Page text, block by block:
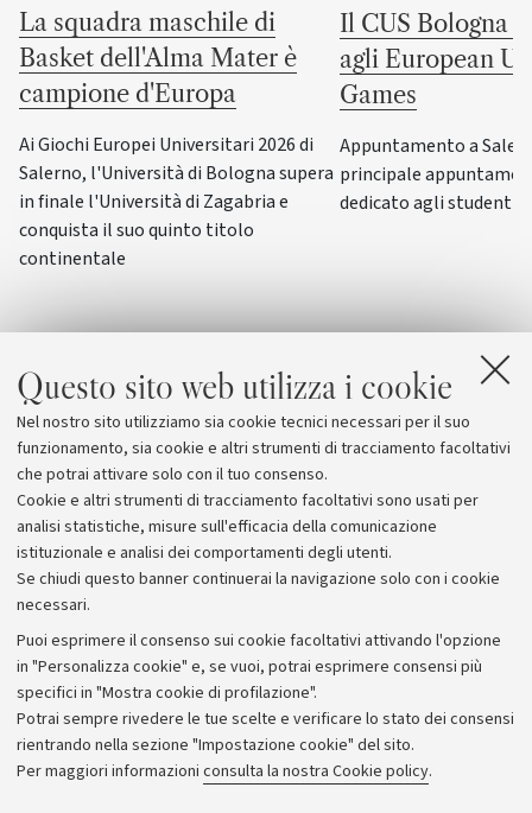
Questo sito web utilizza i cookie
Nel nostro sito utilizziamo sia cookie tecnici necessari per il suo
funzionamento, sia cookie e altri strumenti di tracciamento facoltativi
che potrai attivare solo con il tuo consenso.
Cookie e altri strumenti di tracciamento facoltativi sono usati per
analisi statistiche, misure sull'efficacia della comunicazione
istituzionale e analisi dei comportamenti degli utenti.
Se chiudi questo banner continuerai la navigazione solo con i cookie
necessari.
Puoi esprimere il consenso sui cookie facoltativi attivando l'opzione
in "Personalizza cookie" e, se vuoi, potrai esprimere consensi più
specifici in "Mostra cookie di profilazione".
Potrai sempre rivedere le tue scelte e verificare lo stato dei consensi
rientrando nella sezione "Impostazione cookie" del sito.
Per maggiori informazioni consulta la nostra Cookie policy.
La squadra maschile di
Basket dell'Alma Mater è
campione d'Europa
Ai Giochi Europei Universitari 2026 di
Salerno, l'Università di Bologna supera
in finale l'Università di Zagabria e
conquista il suo quinto titolo
continentale
Il CUS Bologna
agli European
Games
Appuntamento a
principale
dedicato agli
Archivio
Comunicati stampa
Redazione
Rassegna stampa